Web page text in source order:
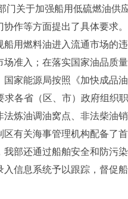
门关于加强船用低硫燃油供
作等方面提出了具体要求
用燃料油进入流通市场的
准入；在落实国家油品质
家能源局按照《加快成品
各省（区、市）政府组织
炼油调油窝点、非法柴油
有关海事管理机构配备了
部还通过船舶安全和防污
信息系统予以跟踪，督促